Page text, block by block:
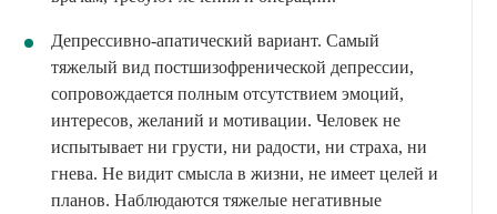
Депрессивно-апатический вариант. Самый
тяжелый вид постшизофренической депрессии,
сопровождается полным отсутствием эмоций,
интересов, желаний и мотивации. Человек не
испытывает ни грусти, ни радости, ни страха, ни
гнева. Не видит смысла в жизни, не имеет целей и
планов. Наблюдаются тяжелые негативные